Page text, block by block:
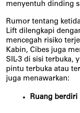
menyentuh dinding
Rumor tentang
Lift dilengkapi
mencegah risiko
Kabin, Cibes juga
SIL-3 di sisi terbuka,
pintu terbuka atau
juga menawarkan:
Ruang berdiri